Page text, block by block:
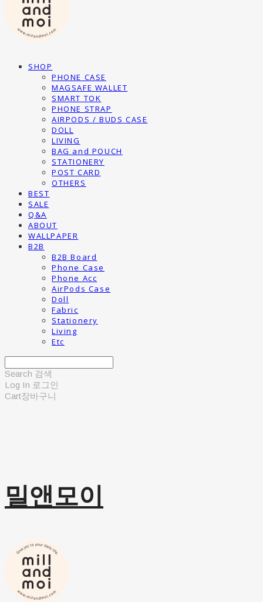
SHOP
PHONE CASE
MAGSAFE WALLET
SMART TOK
PHONE STRAP
AIRPODS / BUDS CASE
DOLL
LIVING
BAG and POUCH
STATIONERY
POST CARD
OTHERS
BEST
SALE
Q&A
ABOUT
WALLPAPER
B2B
B2B Board
Phone Case
Phone Acc
AirPods Case
Doll
Fabric
Stationery
Living
Etc
Search 검색
Log In 로그인
Cart장바구니
밀앤모이